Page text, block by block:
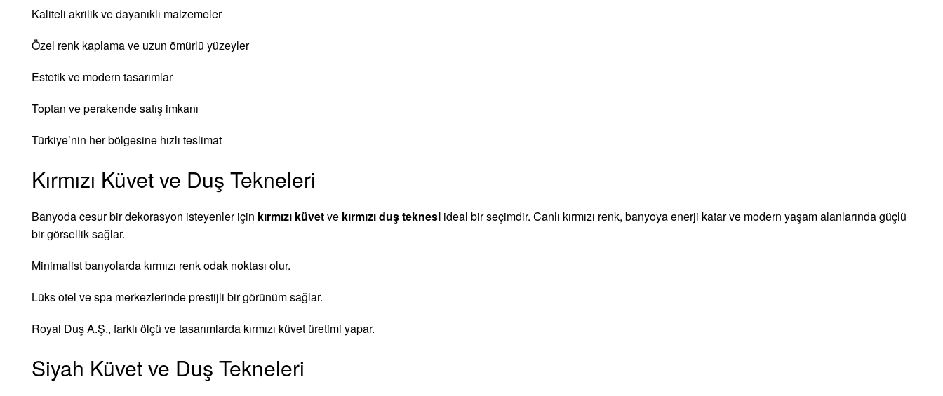
Kaliteli akrilik ve dayanıklı malzemeler
Özel renk kaplama ve uzun ömürlü yüzeyler
Estetik ve modern tasarımlar
Toptan ve perakende satış imkanı
Türkiye’nin her bölgesine hızlı teslimat
Kırmızı Küvet ve Duş Tekneleri
Banyoda cesur bir dekorasyon isteyenler için kırmızı küvetve kırmızı duş teknesi ideal bir seçimdir. Canlı kırmızı renk, banyoya enerji katar ve modern yaşam alanlarında güçlü
bir görsellik sağlar.
Minimalist banyolarda kırmızı renk odak noktası olur.
Lüks otel ve spa merkezlerinde prestijli bir görünüm sağlar.
Royal Duş A.Ş., farklı ölçü ve tasarımlarda kırmızı küvet üretimi yapar.
Siyah Küvet ve Duş Tekneleri